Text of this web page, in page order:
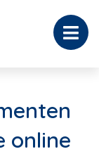
online